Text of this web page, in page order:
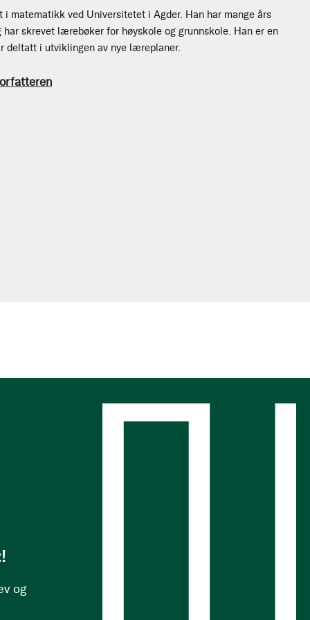
i matematikk ved Universitetet i Agder. Han har mange års
har skrevet lærebøker for høyskole og grunnskole. Han er en
deltatt i utviklingen av nye læreplaner.
og